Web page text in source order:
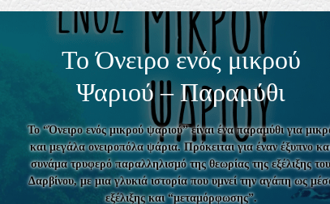
Το Όνειρο ενός μικρού
Ψαριού – Παραμύθι
Το “Όνειρο ενός μικρού ψαριού”είναι ένα παραμύθι για
και μεγάλα ονειροπόλα ψάρια. Πρόκειται για έναν έξυπνο
συνάμα τρυφερό παραλληλισμό της θεωρίας της εξέλιξης του
Δαρβίνου, με μια γλυκιά ιστορία που υμνεί την αγάπη ως
εξέλιξης και “μεταμόρφωσης”.